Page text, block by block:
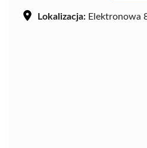
Lokalizacja: Elektronowa